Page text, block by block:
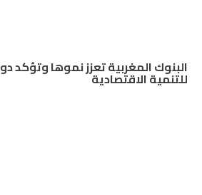
البنوك المغربية تعزز نموها وتؤكد
للتنمية الاقتصادية